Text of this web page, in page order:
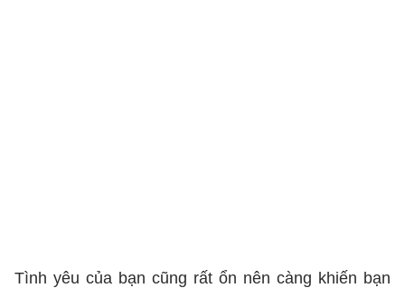
Tình yêu của bạn cũng rất ổn nên càng khiến bạn